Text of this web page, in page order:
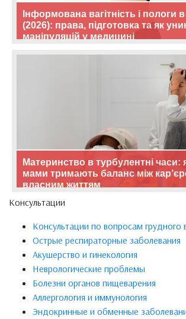
Інформована вагітність і пологи в
(2026): права, підготовка та як
маніпуляцій у медицині
Материнство в турбулентні часи:
мами тримають баланс між
власним життям
Консультации
Консультации по вопросам грудного
Острые респираторные заболевания
Акушерство и гинекология
Неврологические проблемы
Болезни органов пищеварения
Аллергология и иммунология
Эндокринные и обменные